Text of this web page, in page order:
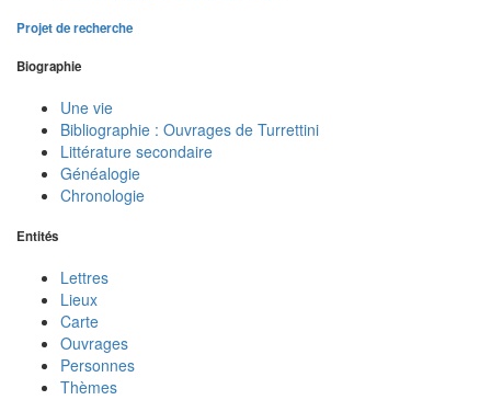
Projet de recherche
Biographie
Une vie
Bibliographie : Ouvrages de Turrettini
Littérature secondaire
Généalogie
Chronologie
Entités
Lettres
Lieux
Carte
Ouvrages
Personnes
Thèmes